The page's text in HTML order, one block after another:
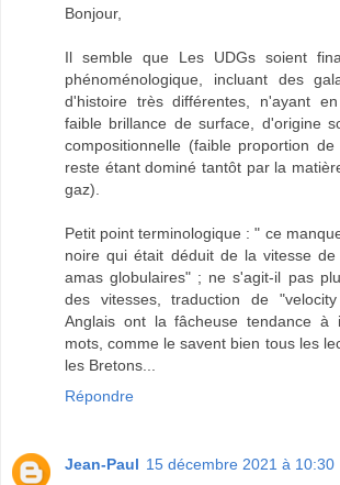
Bonjour,
Il semble que Les UDGs soient
phénoménologique, incluant des
d'histoire très différentes, n'ayant
faible brillance de surface, d'origine
compositionnelle (faible proportion
reste étant dominé tantôt par la
gaz).
Petit point terminologique : " ce
noire qui était déduit de la vitesse
amas globulaires" ; ne s'agit-il pas
des vitesses, traduction de
Anglais ont la fâcheuse tendance à
mots, comme le savent bien tous les
les Bretons...
Répondre
Jean-Paul 15 décembre 2021 à 10:30